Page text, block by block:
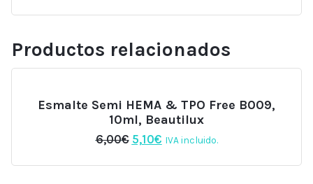
Productos relacionados
Esmalte Semi HEMA & TPO Free B009,
10ml, Beautilux
6,00€ El
original
5,10€El
actual
IVA incluido.